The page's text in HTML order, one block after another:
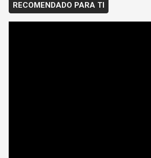
RECOMENDADO PARA TI